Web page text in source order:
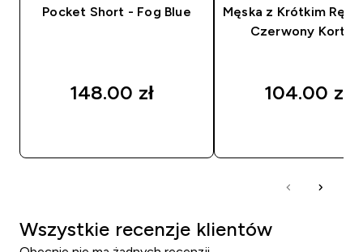
Pocket Short - Fog Blue
148.00 zł‎
Męska z Krótkim
Czerwony
104.00 zł‎
Wszystkie recenzje klientów